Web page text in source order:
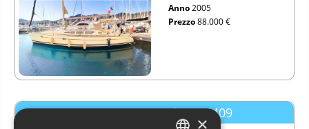
Anno2005
Prezzo88.000 €
Jeanneau Sun Odyssey 409
×